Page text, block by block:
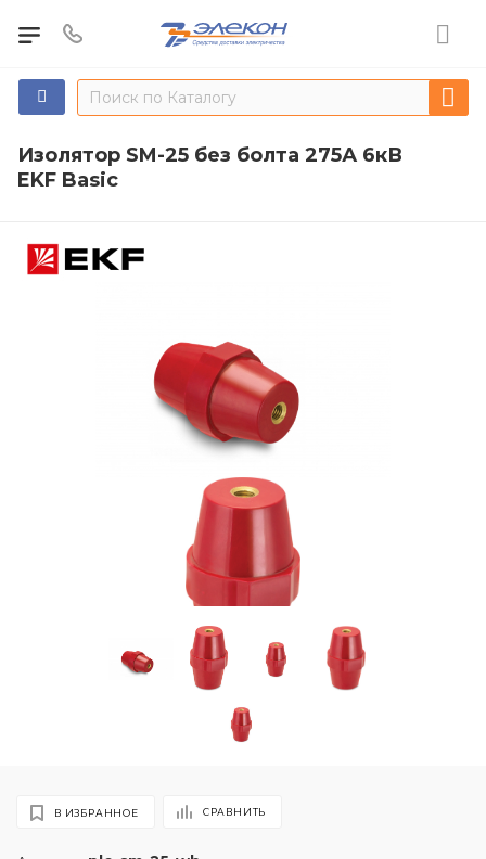
Изолятор SM-25 без болта 275А 6кВ
EKF Basic
В ИЗБРАННОЕ СРАВНИТЬ